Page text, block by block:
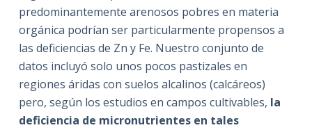
predominantemente arenosos pobres en materia
orgánica podrían ser particularmente propensos a
las deficiencias de Zn y Fe. Nuestro conjunto de
datos incluyó solo unos pocos pastizales en
regiones áridas con suelos alcalinos (calcáreos)
pero, según los estudios en campos cultivables, la
deficiencia de micronutrientes en tales